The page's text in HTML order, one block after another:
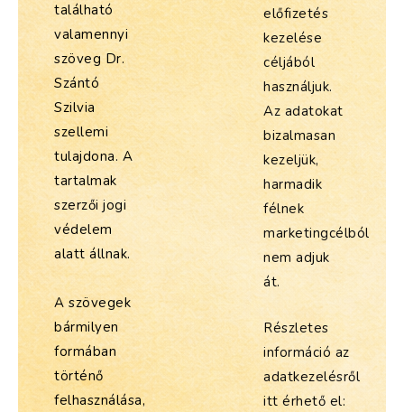
található
valamennyi
szöveg Dr.
Szántó
Szilvia
szellemi
tulajdona. A
tartalmak
szerzői jogi
védelem
alatt állnak.
A szövegek
bármilyen
formában
történő
felhasználása,
előfizetés
kezelése
céljából
használjuk.
Az adatokat
bizalmasan
kezeljük,
harmadik
félnek
marketingcélból
nem adjuk
át.
Részletes
információ az
adatkezelésről
itt érhető el: